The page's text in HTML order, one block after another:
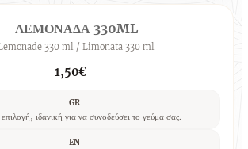
ΛΕΜΟΝΑΔΑ 330ML
330 ml / Limonata 330 ml
1,50€
GR
ιδανική για να συνοδεύσει το γεύμα σας.
EN